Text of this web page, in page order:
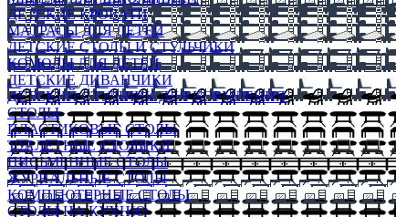
ДЕТСКИЕ КРОВАТИ
МАТРАСЫ ДЛЯ ДЕТЕЙ
ДЕТСКИЕ СТОЛЫ И СТУЛЬЧИКИ
КОМОДЫ ДЛЯ ДЕТЕЙ
ДЕТСКИЕ ДИВАНЧИКИ
ДЕТСКИЙ СТУЛЬЧИК ДЛЯ КОРМЛЕНИЯ
СТОЛЫ
ПЛАСТИКОВЫЕ СТОЛЫ
ТУАЛЕТНЫЕ СТОЛИКИ
ПИСЬМЕННЫЕ СТОЛЫ
ЖУРНАЛЬНЫЕ СТОЛЫ
КОМПЬЮТЕРНЫЕ СТОЛЫ
СТОЛЫ НА КУХНЮ